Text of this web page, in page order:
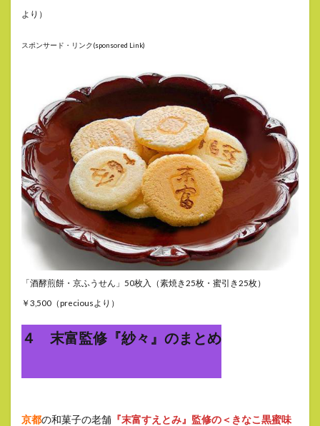
より）
スポンサード・リンク(sponsored Link)
「酒酵煎餅・京ふうせん」50枚入（素焼き25枚・蜜引き25枚）
￥3,500（preciousより）
４ 末富監修『紗々』のまとめ
京都の和菓子の老舗 『末富すえとみ』監修の＜きなこ黒蜜味